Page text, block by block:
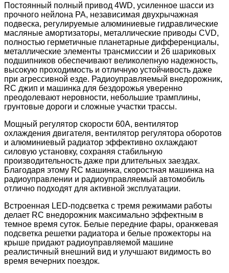
Постоянный полный привод 4WD, усиленное шасси из
прочного нейлона PA, независимая двухрычажная
подвеска, регулируемые алюминиевые гидравлические
масляные амортизаторы, металлические приводы CVD,
полностью герметичные планетарные дифференциалы,
металлические элементы трансмиссии и 26 шариковых
подшипников обеспечивают великолепную надежность,
высокую проходимость и отличную устойчивость даже
при агрессивной езде. Радиоуправляемый внедорожник,
RC джип и машинка для бездорожья уверенно
преодолевают неровности, небольшие трамплины,
грунтовые дороги и сложные участки трассы.
Мощный регулятор скорости 60A, вентилятор
охлаждения двигателя, вентилятор регулятора оборотов
и алюминиевый радиатор эффективно охлаждают
силовую установку, сохраняя стабильную
производительность даже при длительных заездах.
Благодаря этому RC машинка, скоростная машинка на
радиоуправлении и радиоуправляемый автомобиль
отлично подходят для активной эксплуатации.
Встроенная LED-подсветка с тремя режимами работы
делает RC внедорожник максимально эффектным в
темное время суток. Белые передние фары, оранжевая
подсветка решетки радиатора и белые прожекторы на
крыше придают радиоуправляемой машине
реалистичный внешний вид и улучшают видимость во
время вечерних поездок.